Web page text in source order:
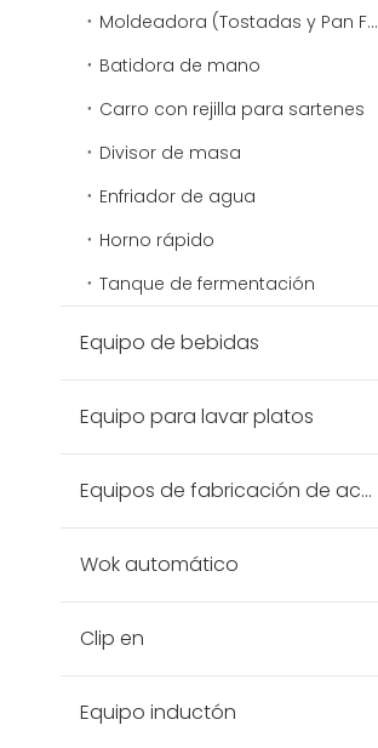
Moldeadora (Tostadas y Pan Francés)
Batidora de mano
Carro con rejilla para sartenes
Divisor de masa
Enfriador de agua
Horno rápido
Tanque de fermentación
Equipo de bebidas
Equipo para lavar platos
Equipos de fabricación de acero inoxidable
Wok automático
Clip en
Equipo inductón